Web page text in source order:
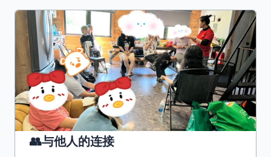
👥与他人的连接